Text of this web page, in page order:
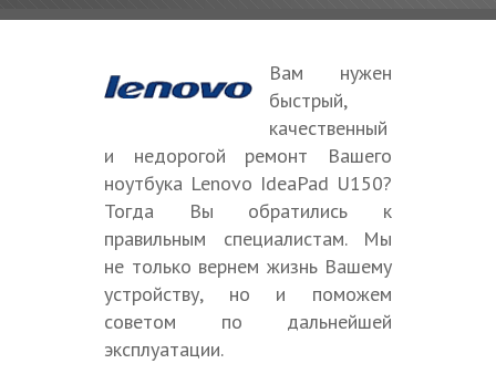
Вам нужен
быстрый,
качественный
и недорогой ремонт Вашего
ноутбука Lenovo IdeaPad U150?
Тогда Вы обратились к
правильным специалистам. Мы
не только вернем жизнь Вашему
устройству, но и поможем
советом по дальнейшей
эксплуатации.